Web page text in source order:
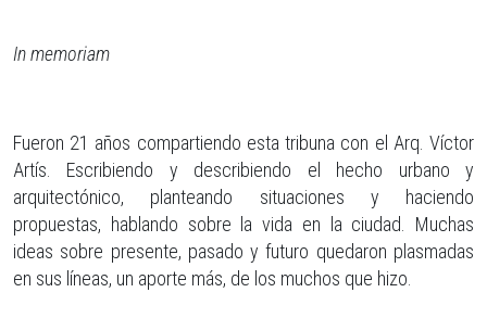
In memoriam
Fueron 21 años compartiendo esta tribuna con el Arq. Víctor
Artís. Escribiendo y describiendo el hecho urbano y
arquitectónico, planteando situaciones y haciendo
propuestas, hablando sobre la vida en la ciudad. Muchas
ideas sobre presente, pasado y futuro quedaron plasmadas
en sus líneas, un aporte más, de los muchos que hizo.